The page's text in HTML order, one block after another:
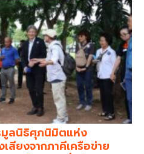
มูลนิธิศุภนิมิตแห่ง
สียงจากภาคีเครือข่าย